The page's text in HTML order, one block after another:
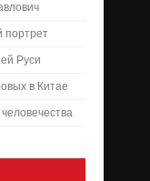
портрет
Руси
в Китае